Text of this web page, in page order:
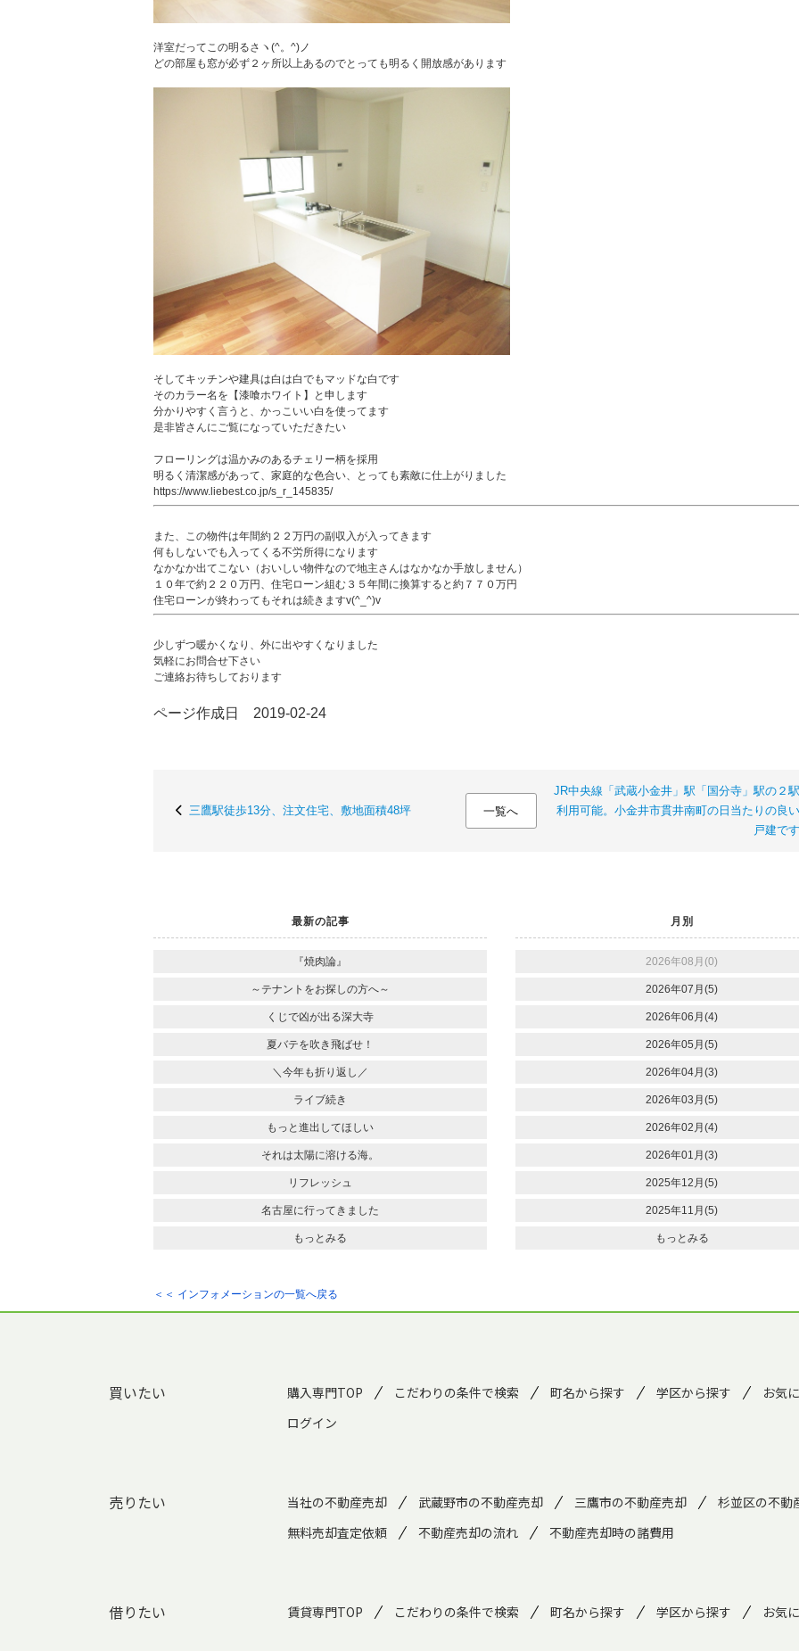
洋室だってこの明るさヽ(^。^)ノ
どの部屋も窓が必ず２ヶ所以上あるのでとっても明るく開放感があります
そしてキッチンや建具は白は白でもマッドな白です
そのカラー名を【漆喰ホワイト】と申します
分かりやすく言うと、かっこいい白を使ってます
是非皆さんにご覧になっていただきたい
フローリングは温かみのあるチェリー柄を採用
明るく清潔感があって、家庭的な色合い、とっても素敵に仕上がりました
https://www.liebest.co.jp/s_r_145835/
また、この物件は年間約２２万円の副収入が入ってきます
何もしないでも入ってくる不労所得になります
なかなか出てこない（おいしい物件なので地主さんはなかなか手放しません）
１０年で約２２０万円、住宅ローン組む３５年間に換算すると約７７０万円
住宅ローンが終わってもそれは続きますv(^_^)v
少しずつ暖かくなり、外に出やすくなりました
気軽にお問合せ下さい
ご連絡お待ちしております
ページ作成日 2019-02-24
三鷹駅徒歩13分、注文住宅、敷地面積48坪 一覧へ
JR中央線「武蔵小金井」駅「国分寺」駅の２駅
利用可能。小金井市貫井南町の日当たりの良い
戸建です
最新の記事
『焼肉論』
～テナントをお探しの方へ～
くじで凶が出る深大寺
夏バテを吹き飛ばせ！
＼今年も折り返し／
ライブ続き
もっと進出してほしい
それは太陽に溶ける海。
リフレッシュ
名古屋に行ってきました
もっとみる
月別
2026年08月(0)
2026年07月(5)
2026年06月(4)
2026年05月(5)
2026年04月(3)
2026年03月(5)
2026年02月(4)
2026年01月(3)
2025年12月(5)
2025年11月(5)
もっとみる
＜＜ インフォメーションの一覧へ戻る
買いたい 購入専門TOP こだわりの条件で検索 町名から探す 学区から探す お気
ログイン
売りたい 当社の不動産売却 武蔵野市の不動産売却 三鷹市の不動産売却 杉並区の不動
無料売却査定依頼
不動産売却の流れ 不動産売却時の諸費用
借りたい 賃貸専門TOP こだわりの条件で検索 町名から探す 学区から探す お気